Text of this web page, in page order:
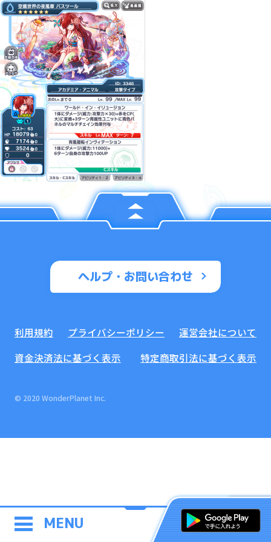
MENU
ヘルプ・お問い合わせ
利用規約 プライバシーポリシー
運営会社について
資金決済法に基づく表示
特定商取引法に基づく表示
© 2020 WonderPlanet Inc.